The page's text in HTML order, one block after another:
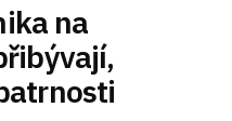
na